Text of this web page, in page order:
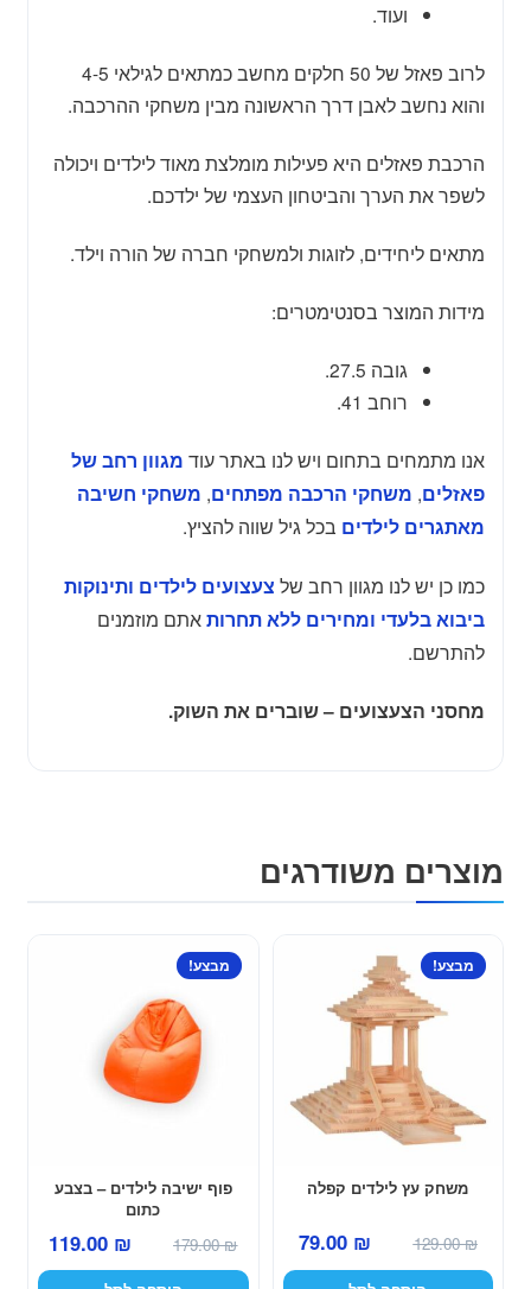
ועוד.
לרוב פאזל של 50 חלקים מחשב כמתאים לגילאי 4-5
והוא נחשב לאבן דרך הראשונה מבין משחקי ההרכבה.
הרכבת פאזלים היא פעילות מומלצת מאוד לילדים ויכולה
לשפר את הערך והביטחון העצמי של ילדכם.
מתאים ליחידים, לזוגות ולמשחקי חברה של הורה וילד.
מידות המוצר בסנטימטרים:
גובה 27.5.
רוחב 41.
אנו מתמחים בתחום ויש לנו באתר עוד מגוון רחב של
פאזלים, משחקי הרכבה מפתחים, משחקי חשיבה
מאתגרים לילדים בכל גיל שווה להציץ.
כמו כן יש לנו מגוון רחב של צעצועים לילדים ותינוקות
ביבוא בלעדי ומחירים ללא תחרותאתם מוזמנים
להתרשם.
מחסני הצעצועים – שוברים את השוק.
מוצרים משודרגים
משחק עץ לילדים קפלה
מבצע!
129.00₪
המחיר
המקורי
79.00 ₪
המחיר
הנוכחי
פוף ישיבה לילדים – בצבע
כתום
מבצע!
179.00₪
המחיר
המקורי
119.00 ₪